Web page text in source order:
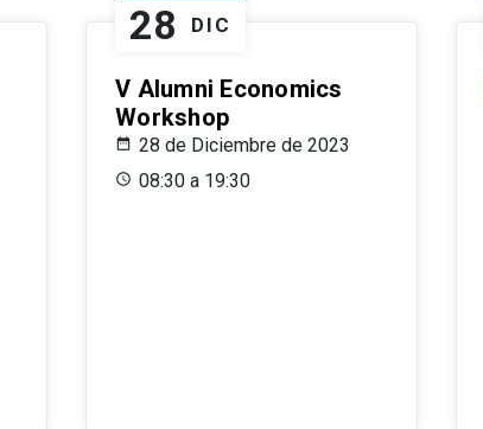
28 DIC
V Alumni Economics
Workshop
28 de Diciembre de 2023
08:30 a 19:30